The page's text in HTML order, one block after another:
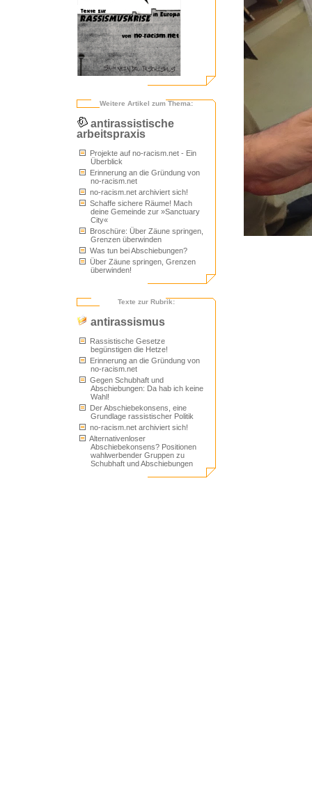
Weitere Artikel zum Thema:
antirassistische
arbeitspraxis
Projekte auf no-racism.net - Ein
Überblick
Erinnerung an die Gründung von
no-racism.net
no-racism.net archiviert sich!
Schaffe sichere Räume! Mach
deine Gemeinde zur »Sanctuary
City«
Broschüre: Über Zäune springen,
Grenzen überwinden
Was tun bei Abschiebungen?
Über Zäune springen, Grenzen
überwinden!
Texte zur Rubrik:
antirassismus
Rassistische Gesetze
begünstigen die Hetze!
Erinnerung an die Gründung von
no-racism.net
Gegen Schubhaft und
Abschiebungen: Da hab ich keine
Wahl!
Der Abschiebekonsens, eine
Grundlage rassistischer Politik
no-racism.net archiviert sich!
Alternativenloser
Abschiebekonsens? Positionen
wahlwerbender Gruppen zu
Schubhaft und Abschiebungen